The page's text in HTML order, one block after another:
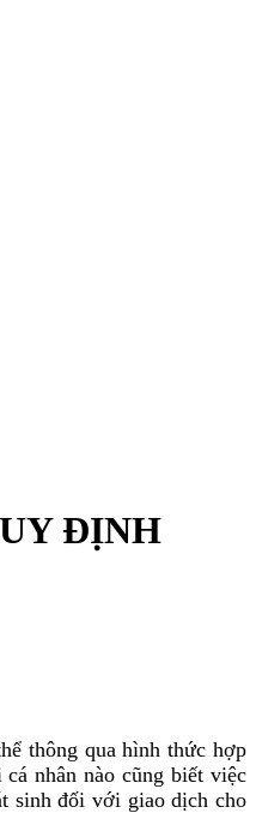
ĐỊNH
thông qua hình thức hợp
nhân nào cũng biết việc
sinh đối với giao dịch cho